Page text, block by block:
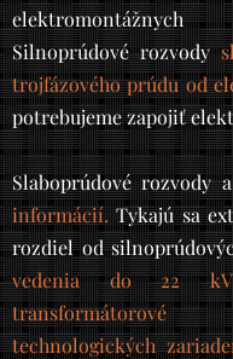
Silnoprúdové rozvody
trojfázového prúdu od
potrebujeme zapojiť
Slaboprúdové rozvody
informácií. Tykajú sa
rozdiel od
vedenia do 22
transformátorové
technologických